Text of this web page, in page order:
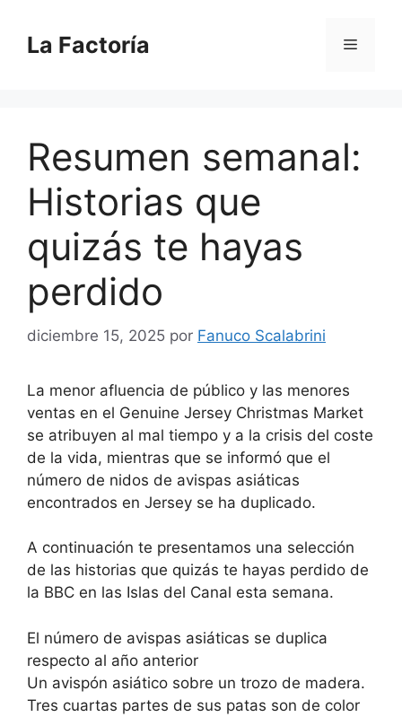
contenido
La Factoría Menú
Resumen semanal:
Historias que
quizás te hayas
perdido
diciembre 15, 2025 por Fanuco Scalabrini
La menor afluencia de público y las menores
ventas en el Genuine Jersey Christmas Market
se atribuyen al mal tiempo y a la crisis del coste
de la vida, mientras que se informó que el
número de nidos de avispas asiáticas
encontrados en Jersey se ha duplicado.
A continuación te presentamos una selección
de las historias que quizás te hayas perdido de
la BBC en las Islas del Canal esta semana.
El número de avispas asiáticas se duplica
respecto al año anterior
Un avispón asiático sobre un trozo de madera.
Tres cuartas partes de sus patas son de color